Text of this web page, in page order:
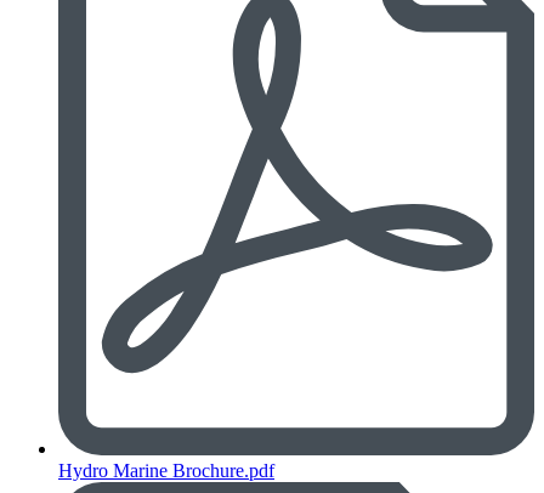
Hydro Marine Brochure.pdf